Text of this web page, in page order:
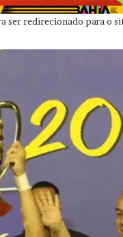
ser redirecionado para o